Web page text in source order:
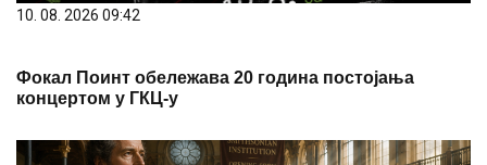
10. 08. 2026 09:42
Фокал Поинт обележава 20 година постојања
концертом у ГКЦ-у